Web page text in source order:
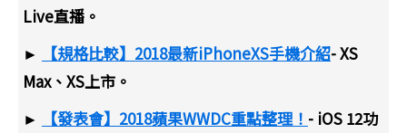
Live直播。
►
【規格比較】2018最新iPhoneXS手機介紹- XS
Max、XS上市。
►
【發表會】2018蘋果WWDC重點整理！ - iOS 12功